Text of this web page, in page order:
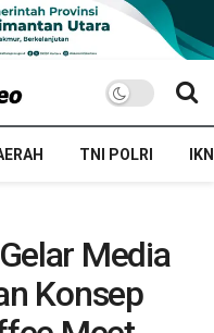
TNI POLRI IKN
Media
Konsep